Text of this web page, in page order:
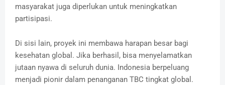
masyarakat juga diperlukan untuk meningkatkan
partisipasi.
Di sisi lain, proyek ini membawa harapan besar bagi
kesehatan global. Jika berhasil, bisa menyelamatkan
jutaan nyawa di seluruh dunia. Indonesia berpeluang
menjadi pionir dalam penanganan TBC tingkat global.